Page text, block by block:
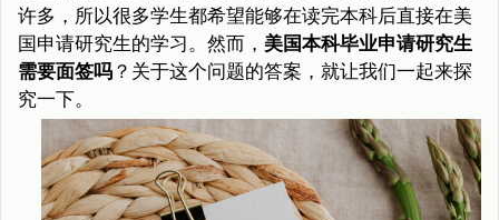
许多，所以很多学生都希望能够在读完本科后直接在美
国申请研究生的学习。然而， 美国本科毕业申请研究生
需要面签吗 ？关于这个问题的答案，就让我们一起来探
究一下。